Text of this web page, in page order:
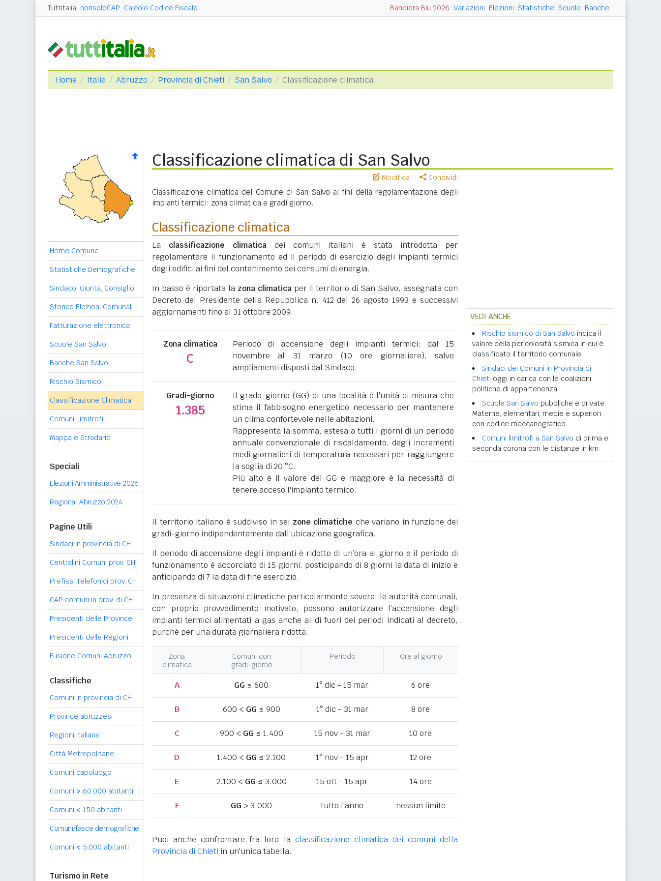
Tuttitalia nonsoloCAP Calcolo Codice Fiscale Bandiera Blu 2026 Variazioni Elezioni Statistiche Scuole Banche
Home Italia Abruzzo Provincia di Chieti San Salvo Classificazione climatica
Home Comune
Statistiche Demografiche
Sindaco, Giunta, Consiglio
Storico Elezioni Comunali
Fatturazione elettronica
Scuole San Salvo
Banche San Salvo
Rischio Sismico
Classificazione Climatica
Comuni Limitrofi
Mappa e Stradario
Speciali
Elezioni Amministrative 2026
Regionali Abruzzo 2024
Pagine Utili
Sindaci in provincia di CH
Centralini Comuni prov. CH
Prefissi Telefonici prov. CH
CAP comuni in prov. di CH
Presidenti delle Province
Presidenti delle Regioni
Fusione Comuni Abruzzo
Classifiche
Comuni in provincia di CH
Province abruzzesi
Regioni italiane
Città Metropolitane
Comuni capoluogo
Comuni > 60.000 abitanti
Comuni < 150 abitanti
Comuni/fasce demografiche
Comuni < 5.000 abitanti
Turismo in Rete
Classificazione climatica di San Salvo
Modifica Condividi
Classificazione climatica del Comune di San Salvo ai fini della regolamentazione degli
impianti termici: zona climatica e gradi giorno.
Classificazione climatica
La classificazione climatica dei comuni italiani è stata introdotta per
regolamentare il funzionamento ed il periodo di esercizio degli impianti termici
degli edifici ai fini del contenimento dei consumi di energia.
In basso è riportata la zona climaticaper il territorio di San Salvo, assegnata con
Decreto del Presidente della Repubblica n. 412 del 26 agosto 1993 e successivi
aggiornamenti fino al 31 ottobre 2009.
Zona climatica
C
Periodo di accensione degli impianti termici: dal 15
novembre al 31 marzo (10 ore giornaliere), salvo
ampliamenti disposti dal Sindaco.
Gradi-giorno
1.385
Il grado-giorno (GG) di una località è l'unità di misura che
stima il fabbisogno energetico necessario per mantenere
un clima confortevole nelle abitazioni.
Rappresenta la somma, estesa a tutti i giorni di un periodo
annuale convenzionale di riscaldamento, degli incrementi
medi giornalieri di temperatura necessari per raggiungere
la soglia di 20 °C.
Più alto è il valore del GG e maggiore è la necessità di
tenere acceso l'impianto termico.
Il territorio italiano è suddiviso in sei zone climatiche che variano in funzione dei
gradi-giorno indipendentemente dall'ubicazione geografica.
Il periodo di accensione degli impianti è ridotto di un’ora al giorno e il periodo di
funzionamento è accorciato di 15 giorni, posticipando di 8 giorni la data di inizio e
anticipando di 7 la data di fine esercizio.
In presenza di situazioni climatiche particolarmente severe, le autorità comunali,
con proprio provvedimento motivato, possono autorizzare l’accensione degli
impianti termici alimentati a gas anche al di fuori dei periodi indicati al decreto,
purché per una durata giornaliera ridotta.
Zona
climatica
Comuni con
gradi-giorno
Periodo Ore al giorno
A GG ≤ 600 1° dic - 15 mar 6 ore
B 600 < GG ≤ 900 1° dic - 31 mar 8 ore
C 900 < GG ≤ 1.400 15 nov - 31 mar 10 ore
D 1.400 < GG ≤ 2.100 1° nov - 15 apr 12 ore
E 2.100 < GG ≤ 3.000 15 ott - 15 apr 14 ore
F GG > 3.000 tutto l'anno nessun limite
Puoi anche confrontare fra loro la classificazione climatica dei comuni della
Provincia di Chieti in un'unica tabella.
VEDI ANCHE
Rischio sismico di San Salvo indica il
valore della pericolosità sismica in cui è
classificato il territorio comunale.
Sindaci dei Comuni in Provincia di
Chieti oggi in carica con le coalizioni
politiche di appartenenza.
Scuole San Salvo pubbliche e private.
Materne, elementari, medie e superiori
con codice meccanografico.
Comuni limitrofi a San Salvo di prima e
seconda corona con le distanze in km.